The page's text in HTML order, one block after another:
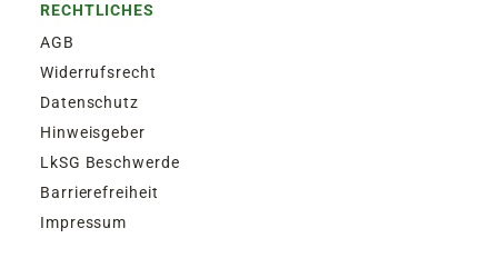
RECHTLICHES
AGB
Widerrufsrecht
Datenschutz
Hinweisgeber
LkSG Beschwerde
Barrierefreiheit
Impressum